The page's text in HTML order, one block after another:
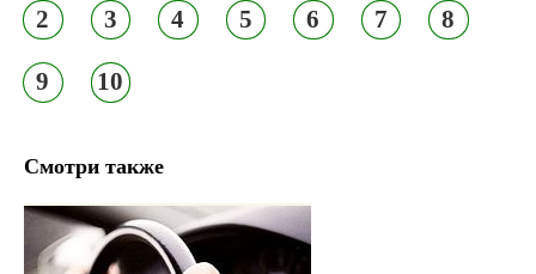
2 3 4 5 6 7 8
9 10
Смотри также